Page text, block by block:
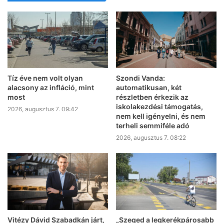
Tíz éve nem volt olyan
alacsony az infláció, mint
most
2026, augusztus 7. 09:42
Szondi Vanda:
automatikusan, két
részletben érkezik az
iskolakezdési támogatás,
nem kell igényelni, és nem
terheli semmiféle adó
2026, augusztus 7. 08:22
Vitézy Dávid Szabadkán járt,
„Szeged a legkerékpárosabb